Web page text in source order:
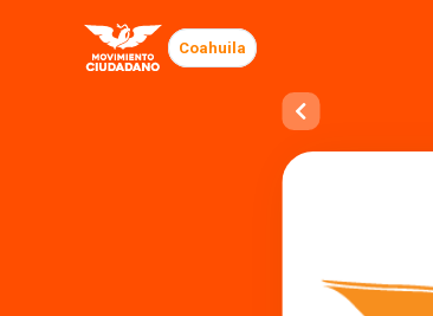
Coahuila